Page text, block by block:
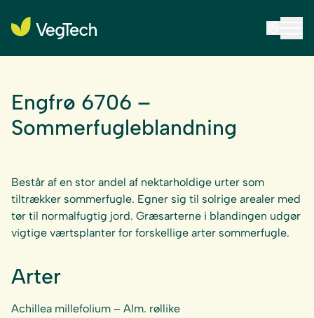
Engfrø 6706 –
Sommerfugleblandning
Består af en stor andel af nektarholdige urter som
tiltrækker sommerfugle. Egner sig til solrige arealer med
tør til normalfugtig jord. Græsarterne i blandingen udgør
vigtige værtsplanter for forskellige arter sommerfugle.
Arter
Achillea millefolium – Alm. røllike